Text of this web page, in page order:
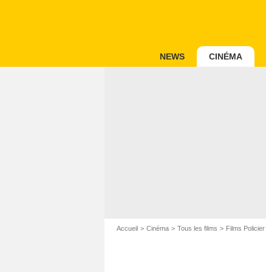
NEWS CINÉMA
Accueil Cinéma Tous les films Films Policier